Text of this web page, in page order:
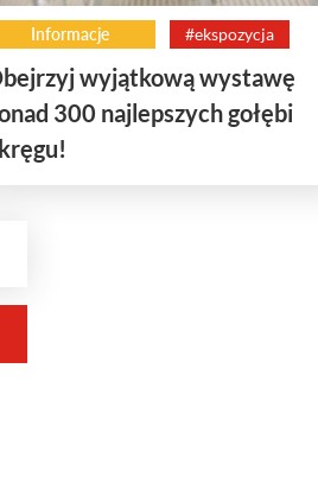
Informacje #ekspozycja
wyjątkową wystawę
300 najlepszych gołębi